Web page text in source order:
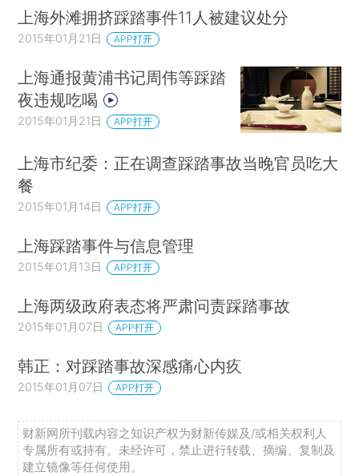
上海外滩拥挤踩踏事件11人被建议处分
2015年01月21日 APP打开
上海通报黄浦书记周伟等踩踏
夜违规吃喝
2015年01月21日 APP打开
上海市纪委：正在调查踩踏事故当晚官员吃大
餐
2015年01月14日 APP打开
上海踩踏事件与信息管理
2015年01月13日 APP打开
上海两级政府表态将严肃问责踩踏事故
2015年01月07日 APP打开
韩正：对踩踏事故深感痛心内疚
2015年01月07日 APP打开
财新网所刊载内容之知识产权为财新传媒及/或相关权利人
专属所有或持有。未经许可，禁止进行转载、摘编、复制及
建立镜像等任何使用。